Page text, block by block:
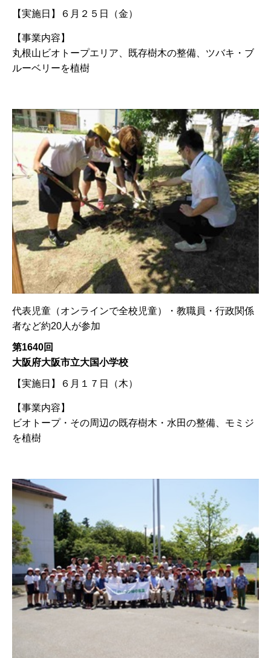
【実施日】 ６月２５日（金）
【事業内容】
丸根山ビオトープエリア、既存樹木の整備、ツバキ・ブ
ルーベリーを植樹
代表児童（オンラインで全校児童）・教職員・行政関係
者など約20人が参加
第1640回
大阪府大阪市立大国小学校
【実施日】 ６月１７日（木）
【事業内容】
ビオトープ・その周辺の既存樹木・水田の整備、モミジ
を植樹